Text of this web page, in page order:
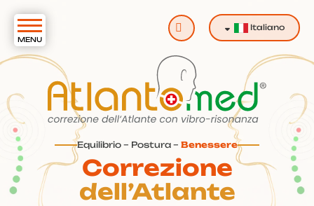
Equilibrio – Postura – Benessere
Correzione
dell’Atlante
Cerca Italiano